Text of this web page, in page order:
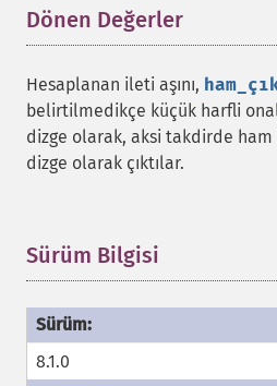
Dönen Değerler
Hesaplanan ileti aşını,
belirtilmedikçe küçük harfli
dizge olarak, aksi takdirde
dizge olarak çıktılar.
Sürüm Bilgisi
8.1.0